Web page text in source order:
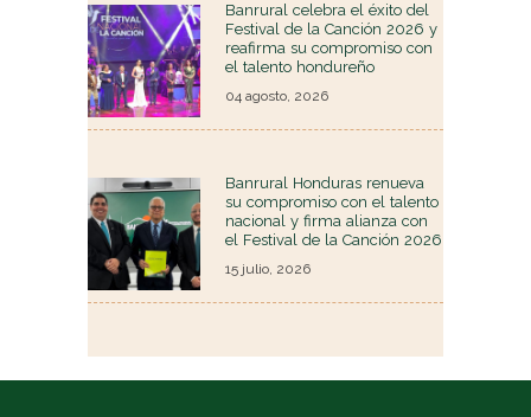
Banrural celebra el éxito del
Festival de la Canción 2026 y
reafirma su compromiso con
el talento hondureño
04 agosto, 2026
Banrural Honduras renueva
su compromiso con el talento
nacional y firma alianza con
el Festival de la Canción 2026
15 julio, 2026